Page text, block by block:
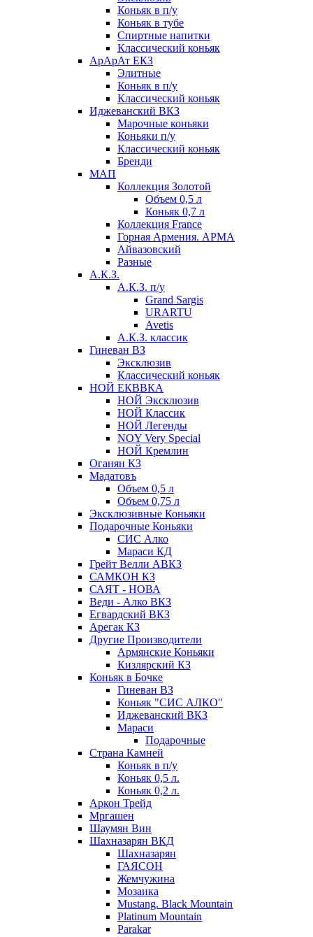
Коньяк в п/у
Коньяк в тубе
Спиртные напитки
Классический коньяк
АрАрАт ЕКЗ
Элитные
Коньяк в п/у
Классический коньяк
Иджеванский ВКЗ
Марочные коньяки
Коньяки п/у
Классический коньяк
Бренди
МАП
Коллекция Золотой
Объем 0,5 л
Коньяк 0,7 л
Коллекция France
Горная Армения. АРМА
Айвазовский
Разные
А.К.З.
А.К.З. п/у
Grand Sargis
URARTU
Avetis
А.К.З. классик
Гиневан ВЗ
Эксклюзив
Классический коньяк
НОЙ ЕКВВКА
НОЙ Эксклюзив
НОЙ Классик
НОЙ Легенды
NOY Very Speсial
НОЙ Кремлин
Оганян КЗ
Мадатовъ
Объем 0,5 л
Объем 0,75 л
Эксклюзивные Коньяки
Подарочные Коньяки
СИС Алко
Мараси КД
Грейт Велли АВКЗ
САМКОН КЗ
САЯТ - НОВА
Веди - Алко ВКЗ
Егвардский ВКЗ
Арегак КЗ
Другие Производители
Армянские Коньяки
Кизлярский КЗ
Коньяк в Бочке
Гиневан ВЗ
Коньяк "СИС АЛКО"
Иджеванский ВКЗ
Мараси
Подарочные
Страна Камней
Коньяк в п/у
Коньяк 0,5 л.
Коньяк 0,2 л.
Аркон Трейд
Мргашен
Шаумян Вин
Шахназарян ВКД
Шахназарян
ГАЯСОН
Жемчужина
Мозаика
Mustang. Black Mountain
Platinum Mountain
Parakar